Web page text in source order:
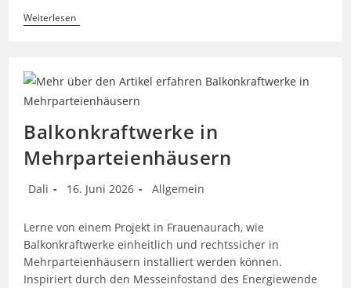
WeiterlesenPhotovoltaik
Und
Anfassen
PV/E-
Buckenhof
Balkonkraftwerke in
Mehrparteienhäusern
Beitrags-
Dali
Beitrag
16. Juni 2026
Beitrags-
Allgemein
Lerne von einem Projekt in Frauenaurach, wie
Balkonkraftwerke einheitlich und rechtssicher in
Mehrparteienhäusern installiert werden können.
Inspiriert durch den Messeinfostand des Energiewende